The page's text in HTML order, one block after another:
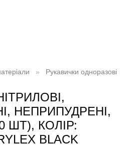
Рукавички одноразові
НЕПРИПУДРЕНІ,
ШТ), КОЛІР:
BLACK